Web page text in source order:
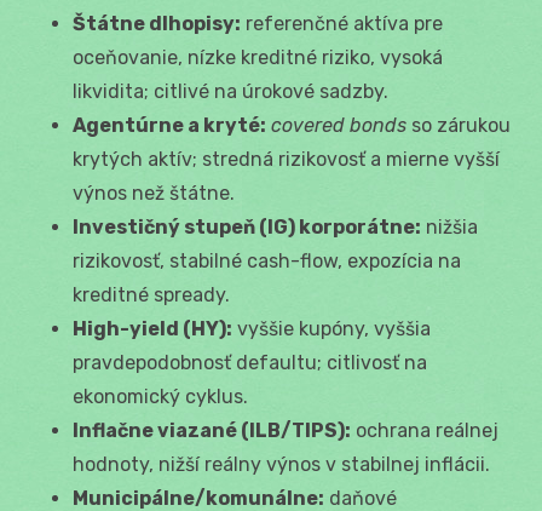
Štátne dlhopisy: referenčné aktíva pre
oceňovanie, nízke kreditné riziko, vysoká
likvidita; citlivé na úrokové sadzby.
Agentúrne a kryté: covered bonds so zárukou
krytých aktív; stredná rizikovosť a mierne vyšší
výnos než štátne.
Investičný stupeň (IG) korporátne: nižšia
rizikovosť, stabilné cash-flow, expozícia na
kreditné spready.
High-yield (HY): vyššie kupóny, vyššia
pravdepodobnosť defaultu; citlivosť na
ekonomický cyklus.
Inflačne viazané (ILB/TIPS): ochrana reálnej
hodnoty, nižší reálny výnos v stabilnej inflácii.
Municipálne/komunálne: daňové